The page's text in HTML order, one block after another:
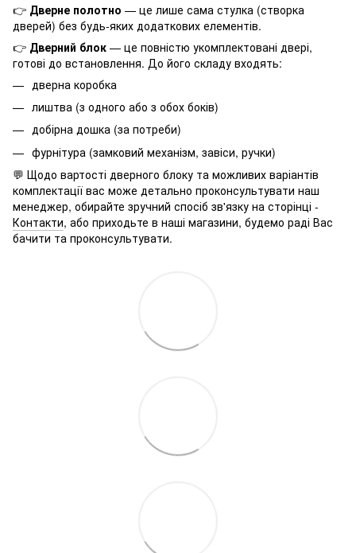
👉 Дверне полотно — це лише сама стулка (створка
дверей) без будь-яких додаткових елементів.
👉 Дверний блок — це повністю укомплектовані двері,
готові до встановлення. До його складу входять:
дверна коробка
лиштва (з одного або з обох боків)
добірна дошка (за потреби)
фурнітура (замковий механізм, завіси, ручки)
💬 Щодо вартості дверного блоку та можливих варіантів
комплектації вас може детально проконсультувати наш
менеджер, обирайте зручний спосіб зв'язку на сторінці -
Контакти, або приходьте в наші магазини, будемо раді Вас
бачити та проконсультувати.